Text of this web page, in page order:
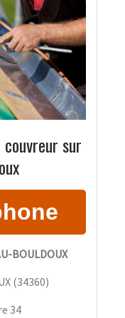
sur
BOULDOUX
(34360)
34